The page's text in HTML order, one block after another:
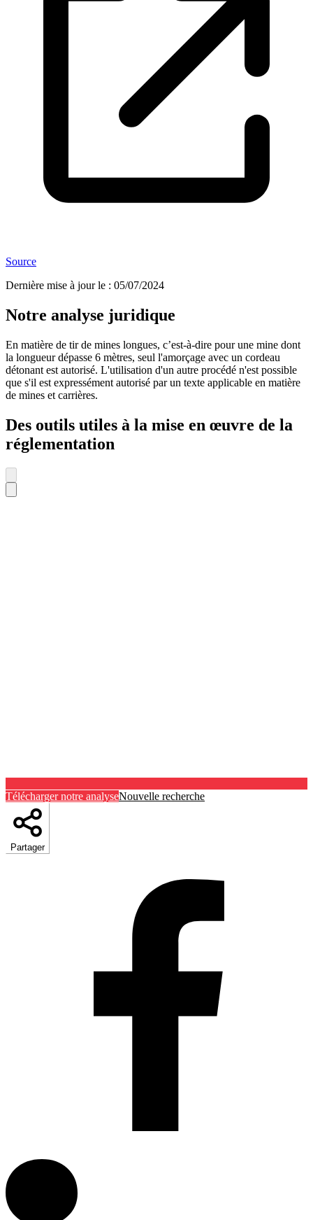
Source
Dernière mise à jour le : 05/07/2024
Notre analyse juridique
En matière de tir de mines longues, c’est-à-dire pour une mine dont
la longueur dépasse 6 mètres, seul l'amorçage avec un cordeau
détonant est autorisé. L'utilisation d'un autre procédé n'est possible
que s'il est expressément autorisé par un texte applicable en matière
de mines et carrières.
Des outils utiles à la mise en œuvre de la
réglementation
Télécharger notre analyseNouvelle recherche
Partager